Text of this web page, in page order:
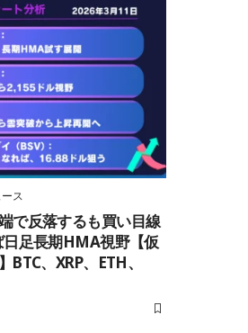
ス
で反落するも買い目線
足長期HMA視野【仮
、XRP、ETH、